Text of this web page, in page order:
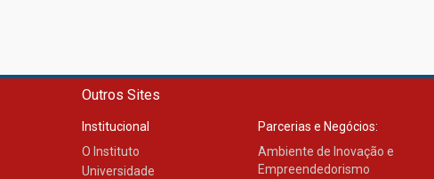
Outros Sites
Institucional
O Instituto
Universidade
Parcerias e Negócios:
Ambiente de Inovação e
Empreendedorismo